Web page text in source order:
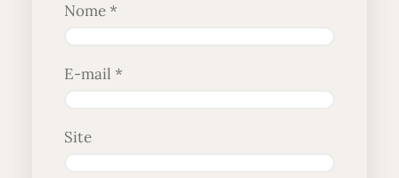
Nome*
E-mail *
Site